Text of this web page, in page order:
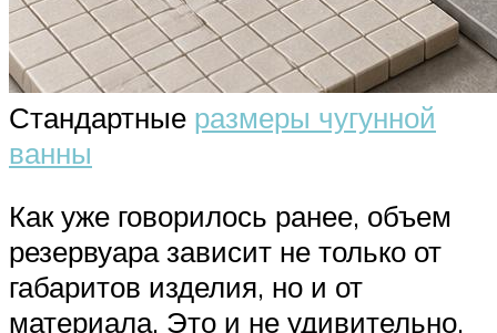
Стандартные размеры чугунной
ванны
Как уже говорилось ранее, объем
резервуара зависит не только от
габаритов изделия, но и от
материала. Это и не удивительно,